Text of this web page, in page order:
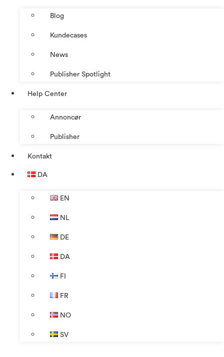
Blog
Kundecases
News
Publisher Spotlight
Help Center
Annoncør
Publisher
Kontakt
DA
EN
NL
DE
DA
FI
FR
NO
SV